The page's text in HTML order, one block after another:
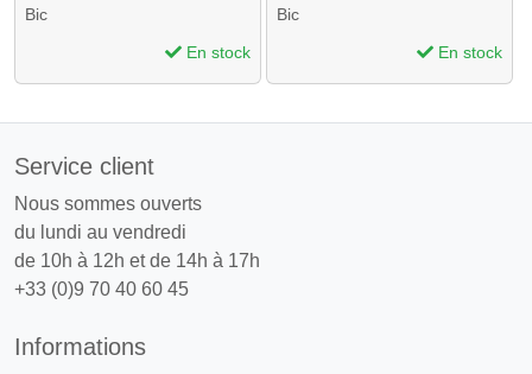
Bic
En stock
Bic
En stock
Service client
Nous sommes ouverts
du lundi au vendredi
de 10h à 12h et de 14h à 17h
+33 (0)9 70 40 60 45
Informations